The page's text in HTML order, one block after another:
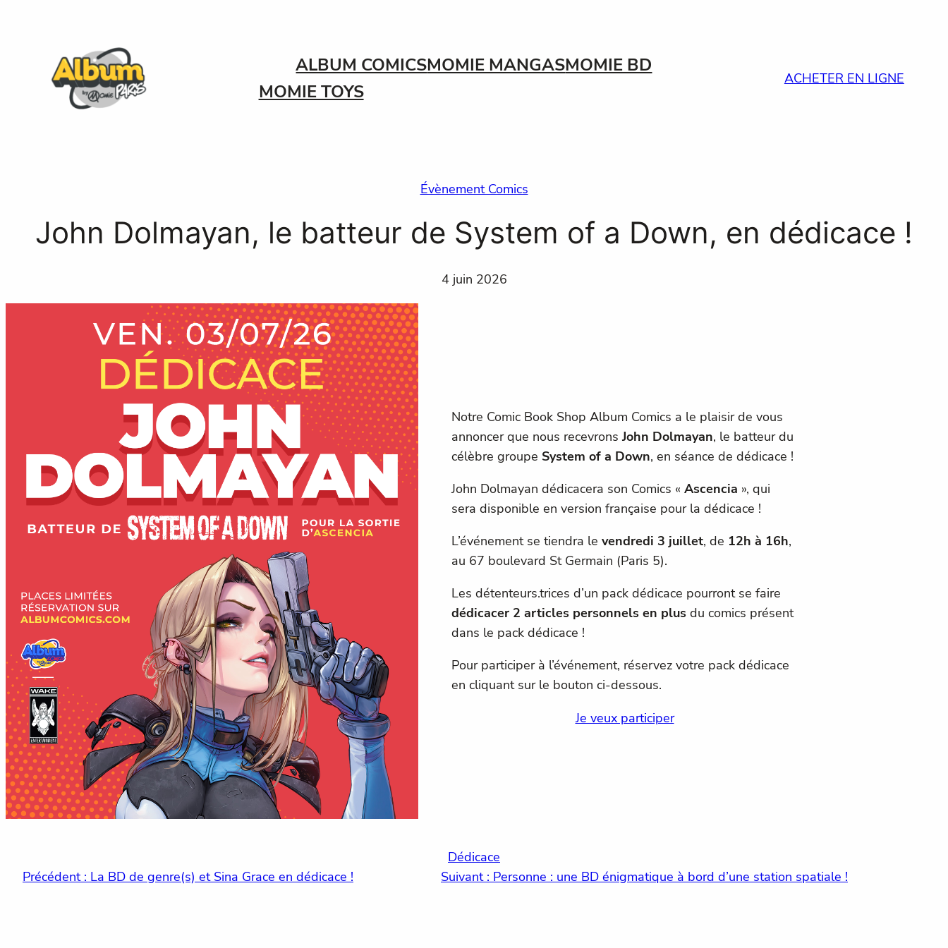
ALBUM COMICSMOMIE MANGASMOMIE BD
MOMIE TOYS
ACHETER EN LIGNE
Évènement Comics
John Dolmayan, le batteur de System of a Down, en dédicace !
4 juin 2026
Notre Comic Book Shop Album Comics a le plaisir de vous
annoncer que nous recevronsJohn Dolmayan, le batteur du
célèbre groupe System of a Down, en séance de dédicace !
John Dolmayan dédicacera son Comics « Ascencia », qui
sera disponible en version française pour la dédicace !
L’événement se tiendra le vendredi 3 juillet, de 12h à 16h,
au 67 boulevard St Germain (Paris 5).
Les détenteurs.trices d’un pack dédicace pourront se faire
dédicacer 2 articles personnels en plusdu comics présent
dans le pack dédicace !
Pour participer à l’événement, réservez votre pack dédicace
en cliquant sur le bouton ci-dessous.
Je veux participer
Dédicace
Précédent : La BD de genre(s) et Sina Grace en dédicace ! Suivant : Personne : une BD énigmatique à bord d’une station spatiale !